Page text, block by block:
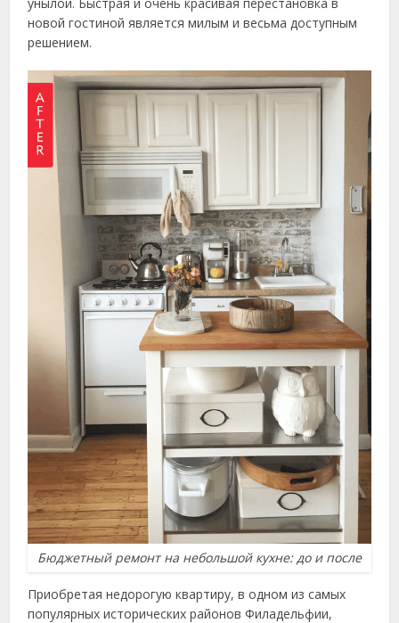
новой гостиной является милым и весьма доступным
решением.
Бюджетный ремонт на небольшой кухне: до и после
Приобретая недорогую квартиру, в одном из самых
популярных исторических районов Филадельфии,